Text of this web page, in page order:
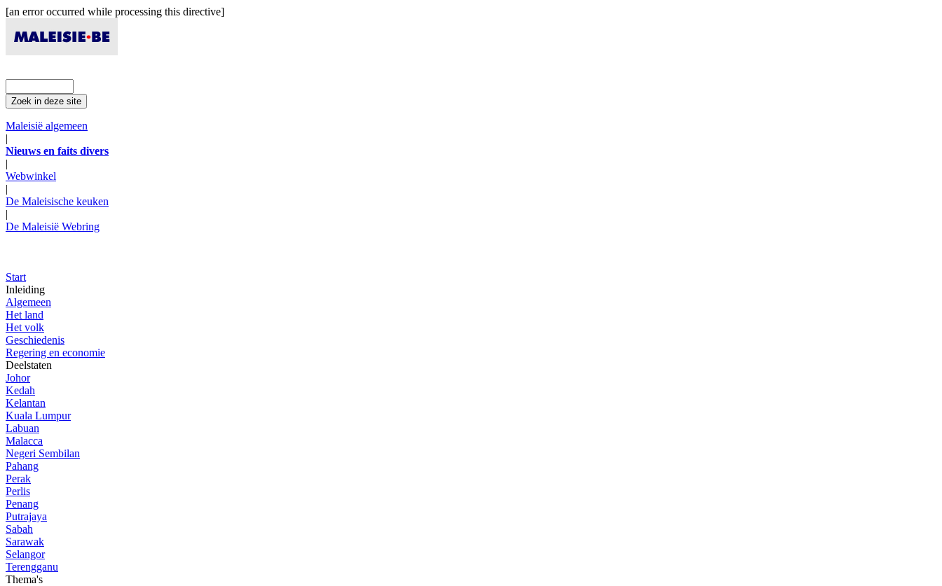
[an error occurred while processing this directive]
Maleisië algemeen
|
Nieuws en faits divers
|
Webwinkel
|
De Maleisische keuken
|
De Maleisië Webring
Start
Inleiding
Algemeen
Het land
Het volk
Geschiedenis
Regering en economie
Deelstaten
Johor
Kedah
Kelantan
Kuala Lumpur
Labuan
Malacca
Negeri Sembilan
Pahang
Perak
Perlis
Penang
Putrajaya
Sabah
Sarawak
Selangor
Terengganu
Thema's